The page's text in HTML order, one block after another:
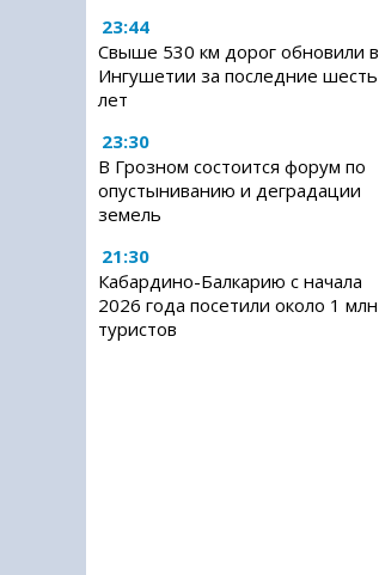
23:44
Свыше 530 км дорог обновили в
Ингушетии за последние шесть
лет
23:30
В Грозном состоится форум по
опустыниванию и деградации
земель
21:30
Кабардино-Балкарию с начала
2026 года посетили около 1 млн
туристов